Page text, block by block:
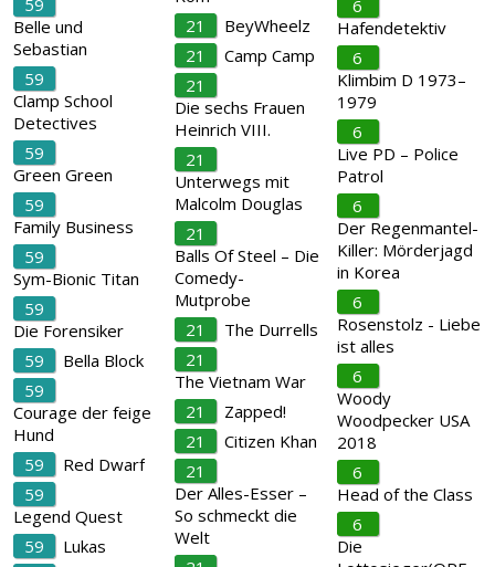
59
Belle und
Sebastian
59
Clamp School
Detectives
59
Green Green
59
Family Business
59
Sym-Bionic Titan
59
Die Forensiker
59
Bella Block
59
Courage der feige
Hund
59
Red Dwarf
59
Legend Quest
59
Lukas
21
BeyWheelz
21
Camp Camp
21
Die sechs Frauen
Heinrich VIII.
21
Unterwegs mit
Malcolm Douglas
21
Balls Of Steel – Die
Comedy-
Mutprobe
21
The Durrells
21
The Vietnam War
21
Zapped!
21
Citizen Khan
21
Der Alles-Esser –
So schmeckt die
Welt
6
Hafendetektiv
6
Klimbim D 1973–
1979
6
Live PD – Police
Patrol
6
Der Regenmantel-
Killer: Mörderjagd
in Korea
6
Rosenstolz - Liebe
ist alles
6
Woody
Woodpecker USA
2018
6
Head of the Class
6
Die